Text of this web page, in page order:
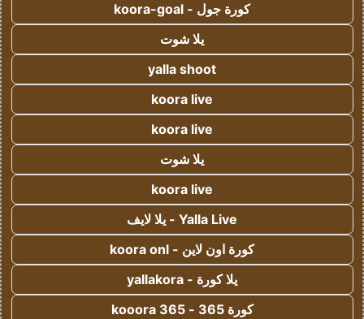
كورة جول - koora-goal
يلا شوت
yalla shoot
koora live
koora live
يلا شوت
koora live
Yalla Live - يلا لايف
كورة اون لاين - koora onl
يلا كورة - yallakora
كورة 365 - kooora 365